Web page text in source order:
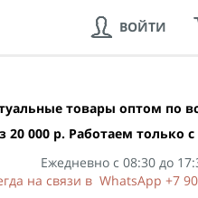
ВОЙТИ
товары оптом по
20 000 р. Работаем только
Ежедневно с 08:30 до
на связи в WhatsApp +7